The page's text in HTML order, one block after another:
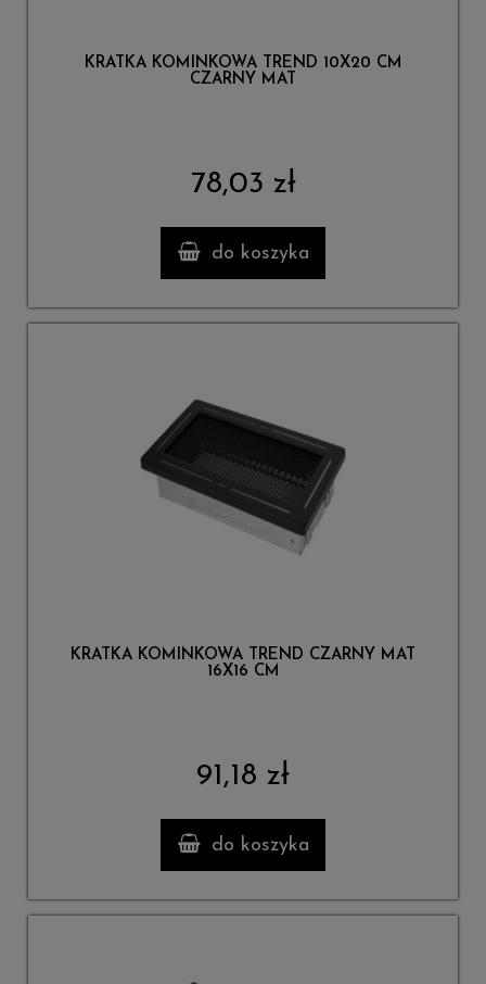
KRATKA KOMINKOWA TREND 10X20 CM
CZARNY MAT
78,03 zł
do koszyka
KRATKA KOMINKOWA TREND CZARNY MAT
16X16 CM
91,18 zł
do koszyka